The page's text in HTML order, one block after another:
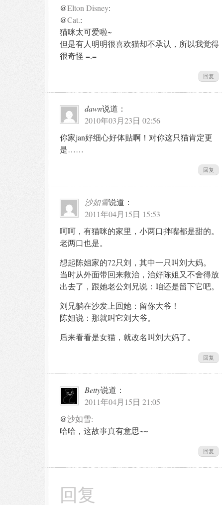
@Elton Disney:
@Cat.:
猫咪太可爱啦~
但是有人明明很喜欢猫却不承认，所以我觉得
很奇怪 =.=
回复
dawn说道：
2010年03月23日 02:56
你家jan好细心好体贴啊！对你这只猫肯定更
是……
回复
沙如雪说道：
2011年04月15日 15:53
呵呵，有猫咪的家里，小两口拌嘴都是甜的。
老两口也是。
想起陈姐家的72只刘，其中一只叫刘大妈。
当时从外面带回来救治，治好陈姐又不舍得放
出去了，跟她老公刘兄说：咱还是留下它吧。
刘兄躺在沙发上回她：留你大爷！
陈姐说：那就叫它刘大爷。
后来看看是女猫，就改名叫刘大妈了。
回复
Betty说道：
2011年04月15日 21:05
@沙如雪:
哈哈，这故事真有意思~~
回复
回复